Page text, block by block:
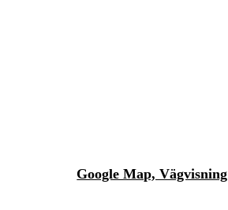
Google Map, Vägvisning